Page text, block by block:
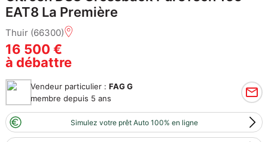
EAT8 La Première
Thuir (66300)
16 500 €
à débattre
Vendeur particulier : FAG G
membre depuis 5 ans
Simulez votre prêt Auto 100% en ligne